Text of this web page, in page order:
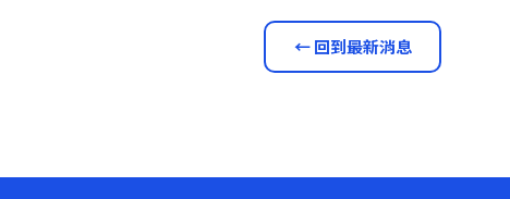
← 回到最新消息